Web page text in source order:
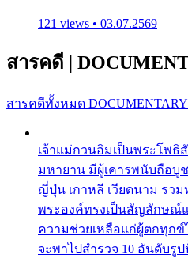
121 views • 03.07.2569
สารคดี |
สารคดีทั้งหมด
เจ้าแม่กวนอิมเป็นพระโพ
มหายาน มีผู้เคารพนับถือบู
ญี่ปุ่น เกาหลี เวียดนาม รว
พระองค์ทรงเป็นสัญลักษณ์
ความช่วยเหลือแก่ผู้ตกทุกข์
จะพาไปสำรวจ 10 อันดับรู